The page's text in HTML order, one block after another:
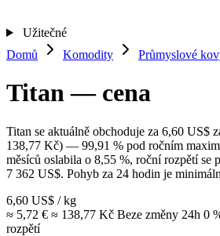
Užitečné
Domů
Komodity Průmyslové
Titan — cena
Titan se aktuálně obchoduje za 6,60 US$
138,77 Kč) — 99,91 % pod ročním
měsíců oslabila o 8,55 %, roční rozpětí se
7 362 US$. Pohyb za 24 hodin je
6,60 US$ / kg
≈ 5,72 € ≈ 138,77 Kč Beze změny 24h 0
rozpětí